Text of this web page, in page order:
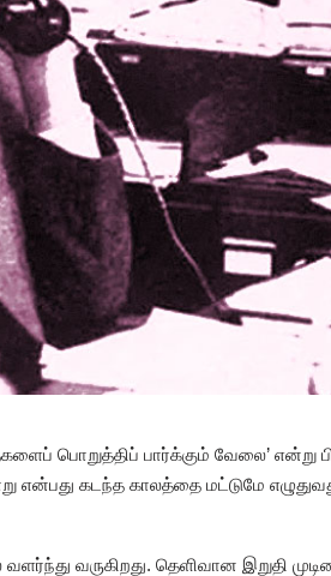
பொறுத்திப் பார்க்கும் வேலை’ என்று
என்பது கடந்த காலத்தை மட்டுமே
வருகிறது. தெளிவான இறுதி